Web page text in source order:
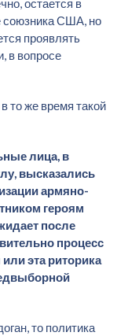
остается в
союзника США, но
проявлять
в вопросе
то же время такой
лица, в
высказались
армяно-
героям
после
процесс
эта риторика
то политика